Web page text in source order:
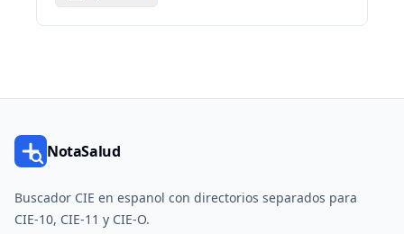
NotaSalud
Buscador CIE en espanol con directorios separados para
CIE-10, CIE-11 y CIE-O.